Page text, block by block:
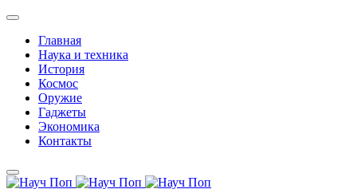
Главная
Наука и техника
История
Космос
Оружие
Гаджеты
Экономика
Контакты